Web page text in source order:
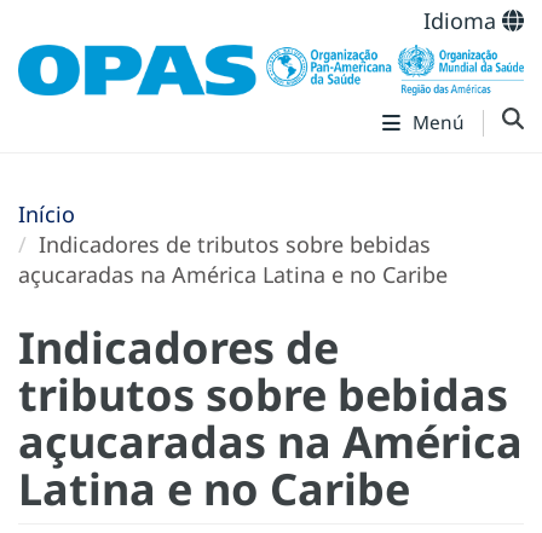
Idioma
Menú
Início
Indicadores de tributos sobre bebidas
açucaradas na América Latina e no Caribe
Indicadores de
tributos sobre bebidas
açucaradas na América
Latina e no Caribe